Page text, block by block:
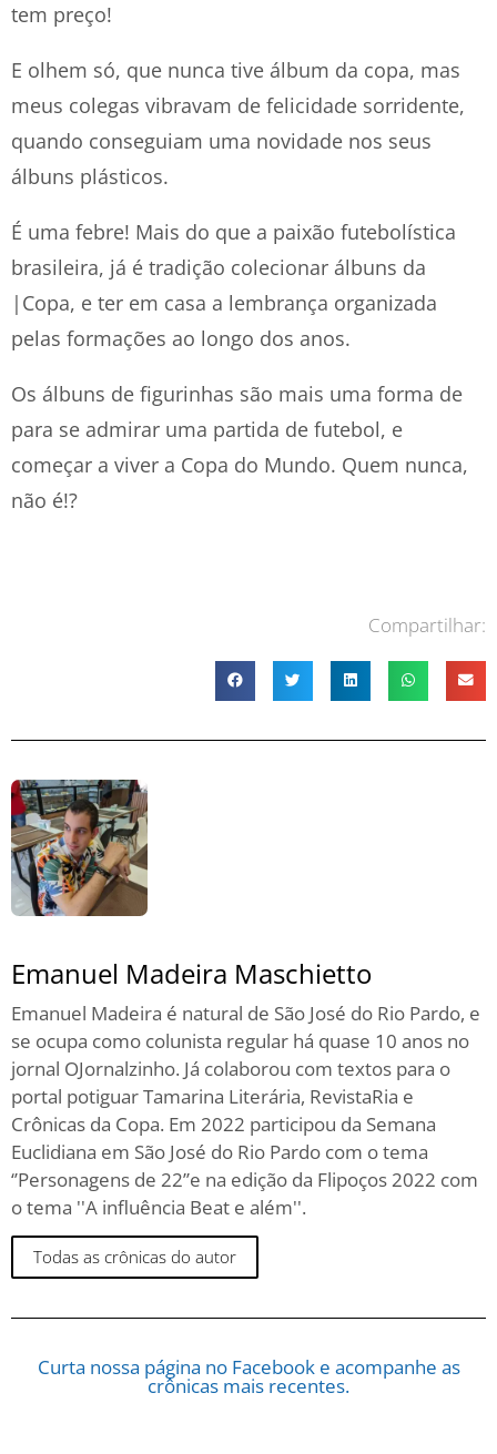
tem preço!
E olhem só, que nunca tive álbum da copa, mas
meus colegas vibravam de felicidade sorridente,
quando conseguiam uma novidade nos seus
álbuns plásticos.
É uma febre! Mais do que a paixão futebolística
brasileira, já é tradição colecionar álbuns da
|Copa, e ter em casa a lembrança organizada
pelas formações ao longo dos anos.
Os álbuns de figurinhas são mais uma forma de
para se admirar uma partida de futebol, e
começar a viver a Copa do Mundo. Quem nunca,
não é!?
Compartilhar:
Emanuel Madeira Maschietto
Emanuel Madeira é natural de São José do Rio Pardo, e
se ocupa como colunista regular há quase 10 anos no
jornal OJornalzinho. Já colaborou com textos para o
portal potiguar Tamarina Literária, RevistaRia e
Crônicas da Copa. Em 2022 participou da Semana
Euclidiana em São José do Rio Pardo com o tema
‘’Personagens de 22’’e na edição da Flipoços 2022 com
o tema ''A influência Beat e além''.
Todas as crônicas do autor
Curta nossa página no Facebook e acompanhe as
crônicas mais recentes.